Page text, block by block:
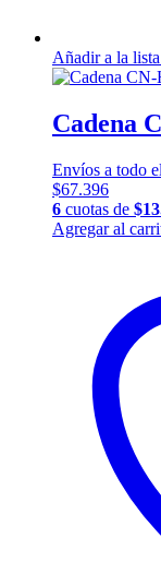
Añadir a la
Cadena
Envíos a todo
$67.396
6 cuotas de $
Agregar al